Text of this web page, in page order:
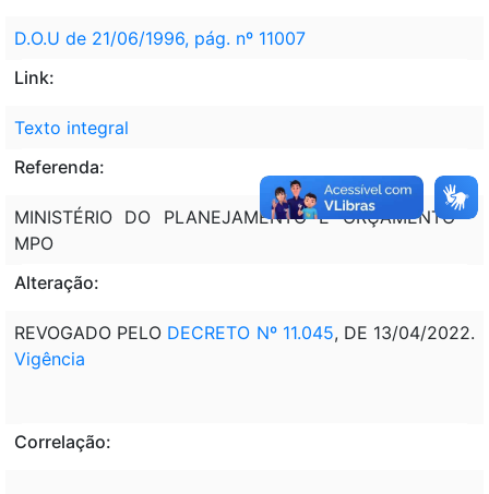
D.O.U de 21/06/1996, pág. nº 11007
Link:
Texto integral
Referenda:
MINISTÉRIO DO PLANEJAMENTO E ORÇAMENTO -
MPO
Alteração:
REVOGADO PELO DECRETO Nº 11.045, DE 13/04/2022.
Vigência
Correlação: